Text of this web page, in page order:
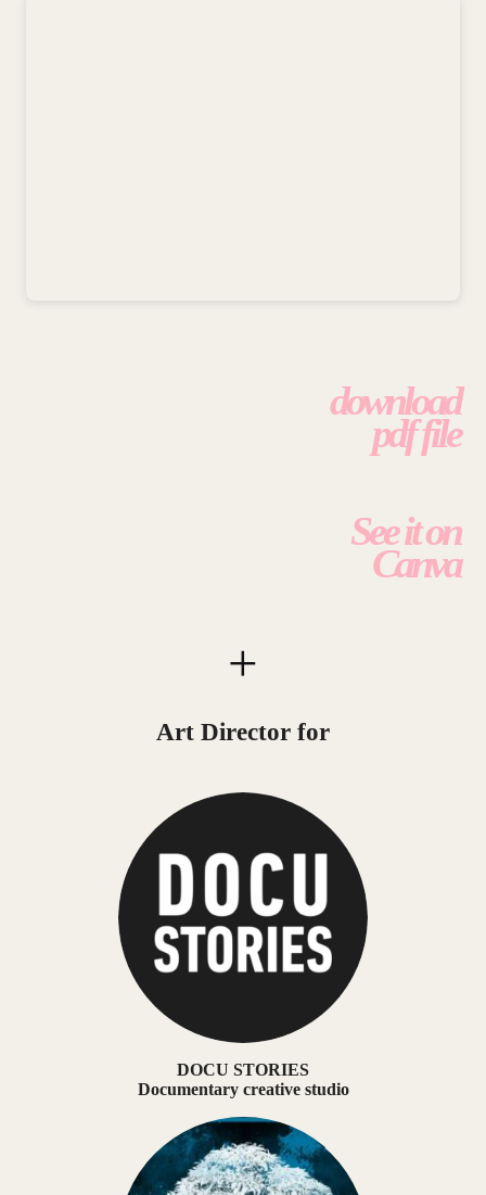
download
pdf file
See it on
Canva
+
Art Director for
DOCU STORIES
Documentary creative studio